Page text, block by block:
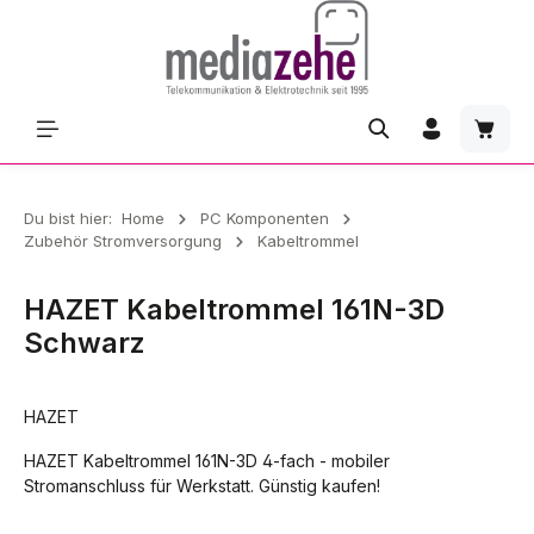
Du bist hier: Home
PC Komponenten
Zubehör Stromversorgung
Kabeltrommel
HAZET Kabeltrommel 161N-3D
Schwarz
HAZET
HAZET Kabeltrommel 161N-3D 4-fach - mobiler
Stromanschluss für Werkstatt. Günstig kaufen!